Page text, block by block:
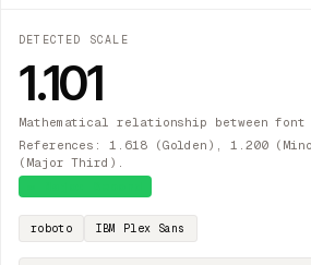
DETECTED SCALE
1.101
Mathematical relationship between
References: 1.618 (Golden), 1.200
(Major Third).
roboto IBM Plex Sans